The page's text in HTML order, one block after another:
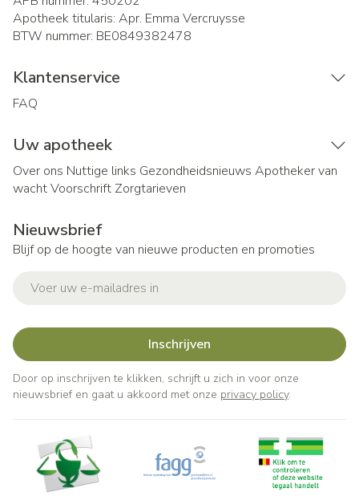
Apotheek titularis: Apr. Emma Vercruysse
BTW nummer: BE0849382478
Klantenservice
FAQ
Uw apotheek
Over ons Nuttige links Gezondheidsnieuws Apotheker van
wachtVoorschrift Zorgtarieven
Nieuwsbrief
Blijf op de hoogte van nieuwe producten en promoties
Inschrijven
Door op inschrijven te klikken, schrijft u zich in voor onze
nieuwsbrief en gaat u akkoord met onze privacy policy.